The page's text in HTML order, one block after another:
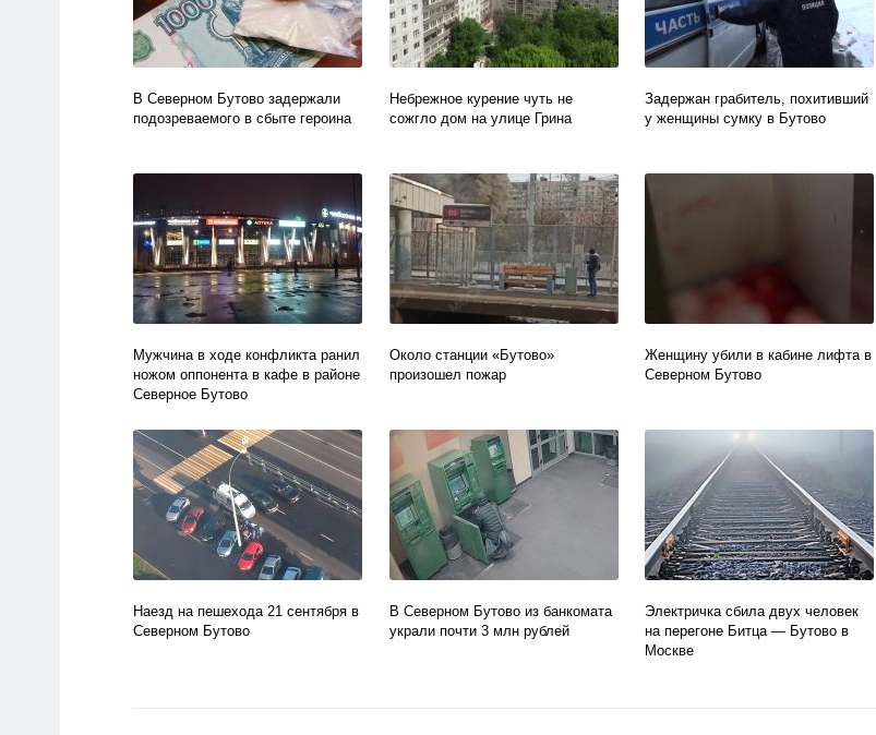
В Северном Бутово задержали
подозреваемого в сбыте героина
Небрежное курение чуть не
сожгло дом на улице Грина
Задержан грабитель, похитивший
у женщины сумку в Бутово
Мужчина в ходе конфликта ранил
ножом оппонента в кафе в районе
Северное Бутово
Около станции «Бутово»
произошел пожар
Женщину убили в кабине лифта в
Северном Бутово
Наезд на пешехода 21 сентября в
Северном Бутово
В Северном Бутово из банкомата
украли почти 3 млн рублей
Электричка сбила двух человек
на перегоне Битца — Бутово в
Москве